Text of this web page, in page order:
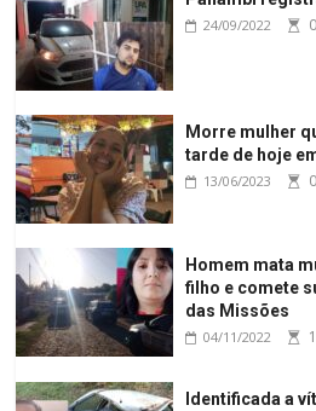
24/09/2022
Morre mulher
tarde de hoje
13/06/2023
Homem mata
filho e comete
das Missões
04/11/2022
Identificada a